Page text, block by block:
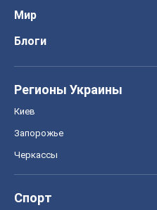
Мир
Блоги
Регионы Украины
Киев
Запорожье
Черкассы
Спорт